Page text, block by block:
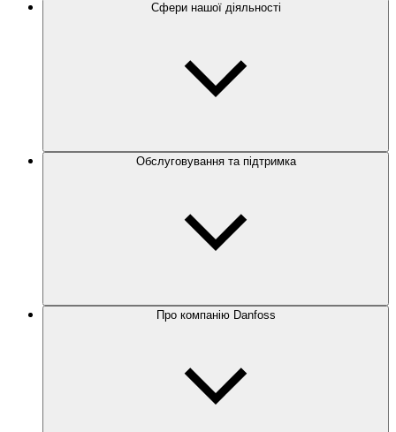
Сфери нашої діяльності
Обслуговування та підтримка
Про компанію Danfoss